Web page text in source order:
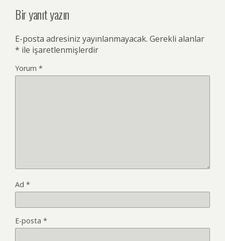
Bir yanıt yazın
E-posta adresiniz yayınlanmayacak. Gerekli alanlar
* ile işaretlenmişlerdir
Yorum *
Ad *
E-posta *